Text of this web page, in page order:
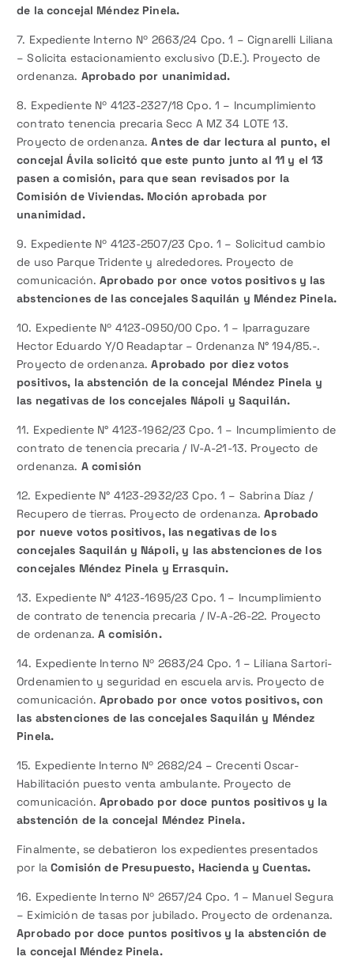
de la concejal Méndez Pinela.
7. Expediente Interno Nº 2663/24 Cpo. 1 – Cignarelli Liliana
– Solicita estacionamiento exclusivo (D.E.). Proyecto de
ordenanza. Aprobado por unanimidad.
8. Expediente Nº 4123-2327/18 Cpo. 1 – Incumplimiento
contrato tenencia precaria Secc A MZ 34 LOTE 13.
Proyecto de ordenanza. Antes de dar lectura al punto, el
concejal Ávila solicitó que este punto junto al 11 y el 13
pasen a comisión, para que sean revisados por la
Comisión de Viviendas. Moción aprobada por
unanimidad.
9. Expediente Nº 4123-2507/23 Cpo. 1 – Solicitud cambio
de uso Parque Tridente y alrededores. Proyecto de
comunicación.Aprobado por once votos positivos y las
abstenciones de las concejales Saquilán y Méndez Pinela.
10. Expediente Nº 4123-0950/00 Cpo. 1 – Iparraguzare
Hector Eduardo Y/O Readaptar – Ordenanza N° 194/85.-.
Proyecto de ordenanza.Aprobado por diez votos
positivos, la abstención de la concejal Méndez Pinela y
las negativas de los concejales Nápoli y Saquilán.
11. Expediente N° 4123-1962/23 Cpo. 1 – Incumplimiento de
contrato de tenencia precaria / IV-A-21-13. Proyecto de
ordenanza. A comisión
12. Expediente N° 4123-2932/23 Cpo. 1 – Sabrina Díaz /
Recupero de tierras. Proyecto de ordenanza.Aprobado
por nueve votos positivos, las negativas de los
concejales Saquilán y Nápoli, y las abstenciones de los
concejales Méndez Pinela y Errasquin.
13. Expediente N° 4123-1695/23 Cpo. 1 – Incumplimiento
de contrato de tenencia precaria / IV-A-26-22. Proyecto
de ordenanza.A comisión.
14. Expediente Interno Nº 2683/24 Cpo. 1 – Liliana Sartori-
Ordenamiento y seguridad en escuela arvis. Proyecto de
comunicación.Aprobado por once votos positivos, con
las abstenciones de las concejales Saquilán y Méndez
Pinela.
15. Expediente Interno Nº 2682/24 – Crecenti Oscar-
Habilitación puesto venta ambulante. Proyecto de
comunicación.Aprobado por doce puntos positivos y la
abstención de la concejal Méndez Pinela.
Finalmente, se debatieron los expedientes presentados
por laComisión de Presupuesto, Hacienda y Cuentas.
16. Expediente Interno Nº 2657/24 Cpo. 1 – Manuel Segura
– Eximición de tasas por jubilado. Proyecto de ordenanza.
Aprobado por doce puntos positivos y la abstención de
la concejal Méndez Pinela.